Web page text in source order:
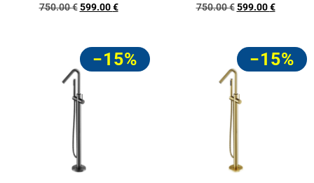
750.00€ 599.00€
750.00€ 599.00€
−15% −15%